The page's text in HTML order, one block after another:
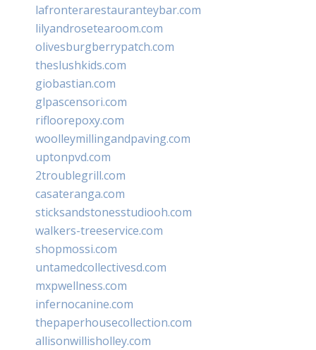
lafronterarestauranteybar.com
lilyandrosetearoom.com
olivesburgberrypatch.com
theslushkids.com
giobastian.com
glpascensori.com
rifloorepoxy.com
woolleymillingandpaving.com
uptonpvd.com
2troublegrill.com
casateranga.com
sticksandstonesstudiooh.com
walkers-treeservice.com
shopmossi.com
untamedcollectivesd.com
mxpwellness.com
infernocanine.com
thepaperhousecollection.com
allisonwillisholley.com